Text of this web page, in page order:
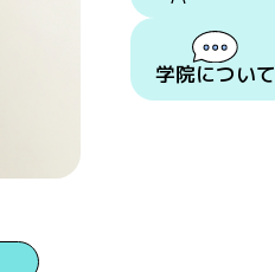
学院について